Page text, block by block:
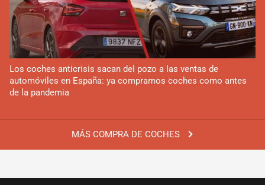
MÁS COMPRA DE COCHES
Los coches anticrisis sacan del pozo a las ventas de
automóviles en España: ya compramos coches como antes
de la pandemia